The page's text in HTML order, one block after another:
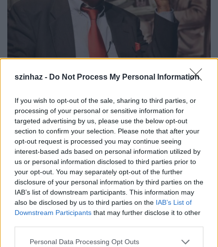
szinhaz - Do Not Process My Personal Information
If you wish to opt-out of the sale, sharing to third parties, or
processing of your personal or sensitive information for
targeted advertising by us, please use the below opt-out
section to confirm your selection. Please note that after your
opt-out request is processed you may continue seeing
interest-based ads based on personal information utilized by
us or personal information disclosed to third parties prior to
your opt-out. You may separately opt-out of the further
disclosure of your personal information by third parties on the
IAB’s list of downstream participants. This information may
also be disclosed by us to third parties on the IAB’s List of
Downstream Participants that may further disclose it to other
Please note that this website/app uses one or more Google
Personal Data Processing Opt Outs
„A színészet nem egy nyugger
szín.hír• 2016. november 28.
November 24-én ünnepelte a 70. születésnapját. A
hvg nagyinterjújában közéletről, politikáról is
nyíltan beszélt. Mi a színházzal kapcsolatos
gondolatait szemléztük.